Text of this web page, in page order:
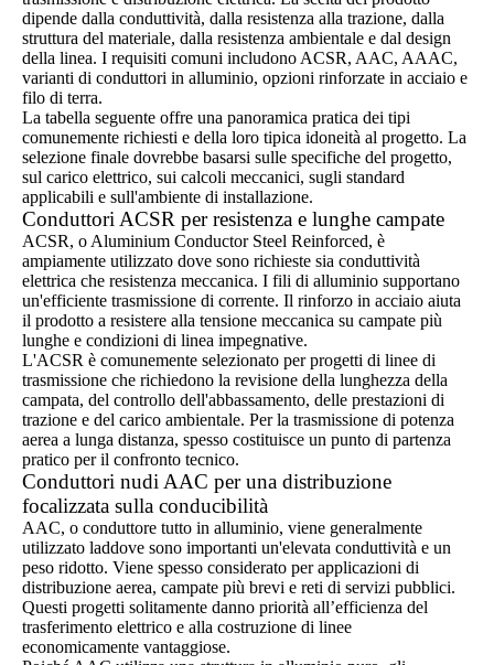
dipende dalla conduttività, dalla resistenza alla trazione, dalla
struttura del materiale, dalla resistenza ambientale e dal design
della linea. I requisiti comuni includono ACSR, AAC, AAAC,
varianti di conduttori in alluminio, opzioni rinforzate in acciaio e
filo di terra.
La tabella seguente offre una panoramica pratica dei tipi
comunemente richiesti e della loro tipica idoneità al progetto. La
selezione finale dovrebbe basarsi sulle specifiche del progetto,
sul carico elettrico, sui calcoli meccanici, sugli standard
applicabili e sull'ambiente di installazione.
Conduttori ACSR per resistenza e lunghe campate
ACSR, o Aluminium Conductor Steel Reinforced, è
ampiamente utilizzato dove sono richieste sia conduttività
elettrica che resistenza meccanica. I fili di alluminio supportano
un'efficiente trasmissione di corrente. Il rinforzo in acciaio aiuta
il prodotto a resistere alla tensione meccanica su campate più
lunghe e condizioni di linea impegnative.
L'ACSR è comunemente selezionato per progetti di linee di
trasmissione che richiedono la revisione della lunghezza della
campata, del controllo dell'abbassamento, delle prestazioni di
trazione e del carico ambientale. Per la trasmissione di potenza
aerea a lunga distanza, spesso costituisce un punto di partenza
pratico per il confronto tecnico.
Conduttori nudi AAC per una distribuzione
focalizzata sulla conducibilità
AAC, o conduttore tutto in alluminio, viene generalmente
utilizzato laddove sono importanti un'elevata conduttività e un
peso ridotto. Viene spesso considerato per applicazioni di
distribuzione aerea, campate più brevi e reti di servizi pubblici.
Questi progetti solitamente danno priorità all’efficienza del
trasferimento elettrico e alla costruzione di linee
economicamente vantaggiose.